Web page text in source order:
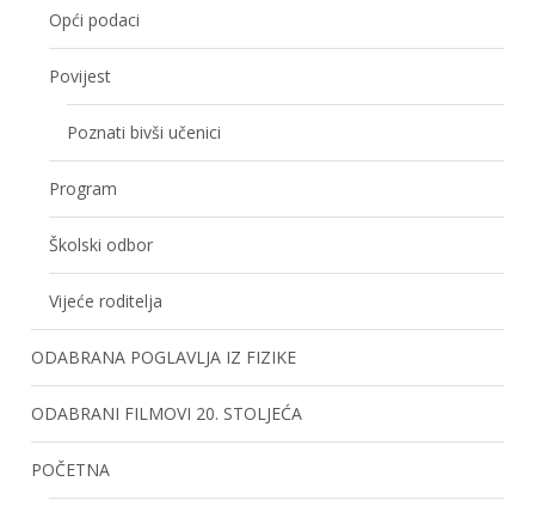
Opći podaci
Povijest
Poznati bivši učenici
Program
Školski odbor
Vijeće roditelja
ODABRANA POGLAVLJA IZ FIZIKE
ODABRANI FILMOVI 20. STOLJEĆA
POČETNA